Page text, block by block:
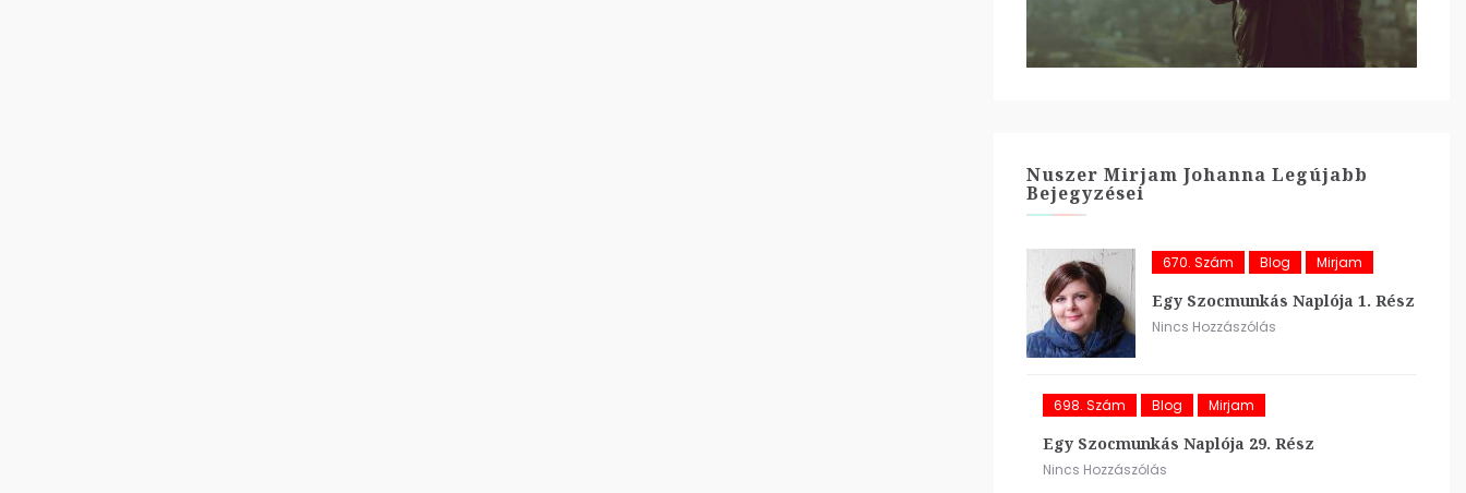
Nuszer Mirjam Johanna Legújabb
Bejegyzései
670. Szám Blog Mirjam
Egy Szocmunkás Naplója 1. Rész
Nincs Hozzászólás
698. Szám Blog Mirjam
Egy Szocmunkás Naplója 29. Rész
Nincs Hozzászólás